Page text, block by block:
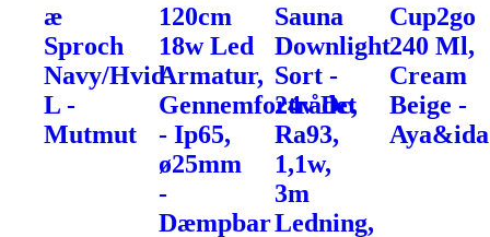
æ
Sproch
Navy/Hvid
L -
Mutmut
120cm
18w Led
Armatur,
Gennemfortrådet
- Ip65,
ø25mm
-
Dæmpbar
Sauna
Downlight
Sort -
24v Dc,
Ra93,
1,1w,
3m
Ledning,
Cup2go
240 Ml,
Cream
Beige -
Aya&ida